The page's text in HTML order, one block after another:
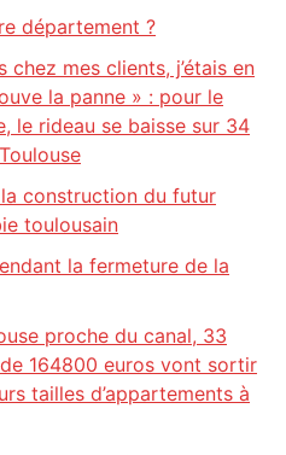
département ?
chez mes clients, j’étais en
la panne » : pour le
le rideau se baisse sur 34
construction du futur
toulousain
la fermeture de la
proche du canal, 33
164800 euros vont sortir
tailles d’appartements à